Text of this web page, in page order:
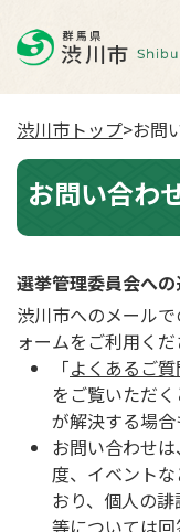
渋川市トップ>お問
お問い合わ
選挙管理委員会へ
渋川市へのメール
ォームをご利用くだ
「よくあるご
をご覧いただ
が解決する場合
お問い合わせ
度、イベント
おり、個人の
等については